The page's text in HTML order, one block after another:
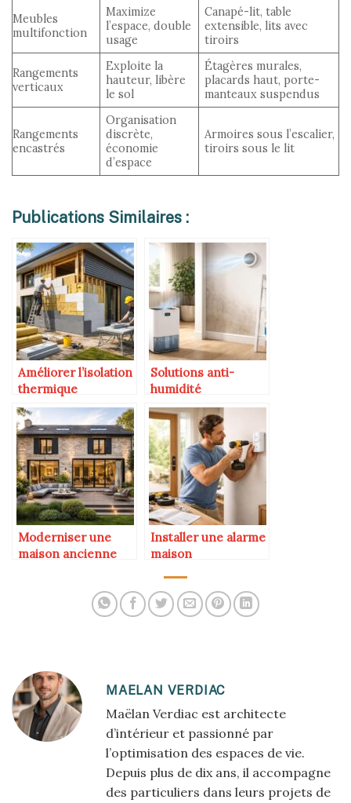
Meubles
multifonction
Maximize
l’espace, double
usage
Canapé-lit, table
extensible, lits avec
tiroirs
Rangements
verticaux
Exploite la
hauteur, libère
le sol
Étagères murales,
placards haut, porte-
manteaux suspendus
Rangements
encastrés
Organisation
discrète,
économie
d’espace
Armoires sous l’escalier,
tiroirs sous le lit
Publications Similaires :
Améliorer l’isolation
thermique
Solutions anti-
humidité
Moderniser une
maison ancienne
Installer une alarme
maison
MAELAN VERDIAC
Maëlan Verdiac est architecte
d’intérieur et passionné par
l’optimisation des espaces de vie.
Depuis plus de dix ans, il accompagne
des particuliers dans leurs projets de